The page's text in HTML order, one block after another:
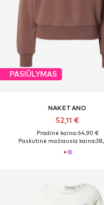
PASIŪLYMAS
NAKETANO
52,11 €
Pradinė kaina: 64,90 €
Paskutinė mažiausia kaina: